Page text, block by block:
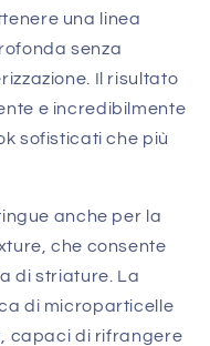
una linea
senza
Il risultato
e incredibilmente
sofisticati che più
anche per la
che consente
di striature. La
di microparticelle
capaci di rifrangere